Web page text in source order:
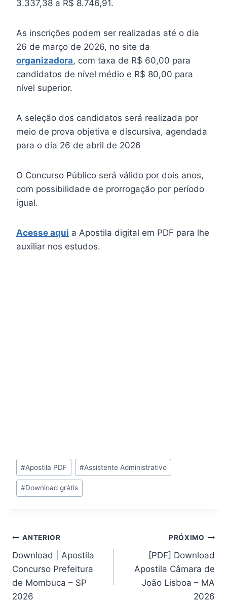
3.337,38 a R$ 8.746,91.
As inscrições podem ser realizadas até o dia
26 de março de 2026, no site da
organizadora, com taxa de R$ 60,00 para
candidatos de nível médio e R$ 80,00 para
nível superior.
A seleção dos candidatos será realizada por
meio de prova objetiva e discursiva, agendada
para o dia 26 de abril de 2026
O Concurso Público será válido por dois anos,
com possibilidade de prorrogação por período
igual.
Acesse aqui a Apostila digital em PDF para lhe
auxiliar nos estudos.
Tags
do
Post:
#Apostila PDF #Assistente Administrativo
#Download grátis
Navegação
de
Post
ANTERIOR
Download | Apostila
Concurso Prefeitura
de Mombuca – SP
2026
PRÓXIMO
[PDF] Download
Apostila Câmara de
João Lisboa – MA
2026